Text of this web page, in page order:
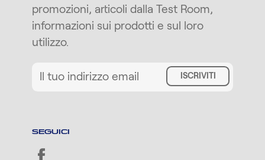
promozioni, articoli dalla Test Room,
informazioni sui prodotti e sul loro
utilizzo.
ISCRIVITI
SEGUICI